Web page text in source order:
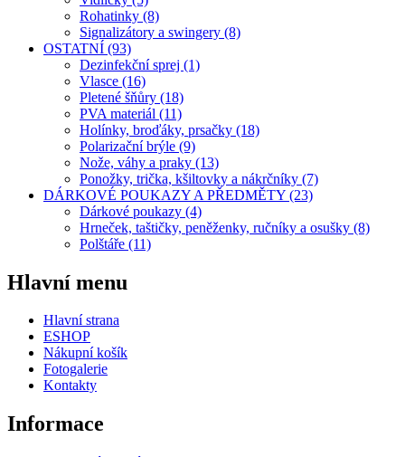
Rohatinky (8)
Signalizátory a swingery (8)
OSTATNÍ (93)
Dezinfekční sprej (1)
Vlasce (16)
Pletené šňůry (18)
PVA materiál (11)
Holínky, broďáky, prsačky (18)
Polarizační brýle (9)
Nože, váhy a praky (13)
Ponožky, trička, kšiltovky a nákrčníky (7)
DÁRKOVÉ POUKAZY A PŘEDMĚTY (23)
Dárkové poukazy (4)
Hrneček, taštičky, peněženky, ručníky a osušky (8)
Polštáře (11)
Hlavní menu
Hlavní strana
ESHOP
Nákupní košík
Fotogalerie
Kontakty
Informace